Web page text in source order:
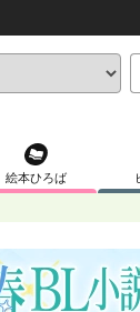
絵本ひろば